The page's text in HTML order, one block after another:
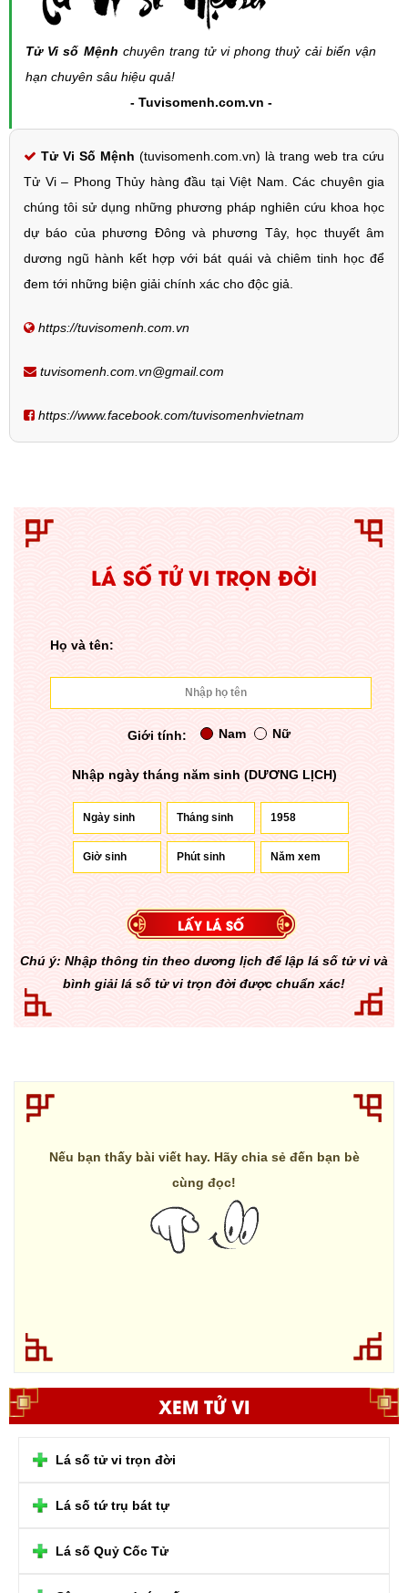
Tử Vi số Mệnh chuyên trang tử vi phong thuỷ cải biến vận
hạn chuyên sâu hiệu quả!
- Tuvisomenh.com.vn -
Tử Vi Số Mệnh (tuvisomenh.com.vn) là trang web tra cứu
Tử Vi – Phong Thủy hàng đầu tại Việt Nam. Các chuyên gia
chúng tôi sử dụng những phương pháp nghiên cứu khoa học
dự báo của phương Đông và phương Tây, học thuyết âm
dương ngũ hành kết hợp với bát quái và chiêm tinh học để
đem tới những biện giải chính xác cho độc giả.
https://tuvisomenh.com.vn
tuvisomenh.com.vn@gmail.com
https://www.facebook.com/tuvisomenhvietnam
LÁ SỐ TỬ VI TRỌN ĐỜI
Họ và tên:
Giới tính: Nam Nữ
Nhập ngày tháng năm sinh (DƯƠNG LỊCH)
Chú ý: Nhập thông tin theo dương lịch để lập lá số tử vi và
bình giải lá số tử vi trọn đời được chuẩn xác!
Nếu bạn thấy bài viết hay. Hãy chia sẻ đến bạn bè
cùng đọc!
XEM TỬ VI
Lá số tử vi trọn đời
Lá số tứ trụ bát tự
Lá số Quỷ Cốc Tử